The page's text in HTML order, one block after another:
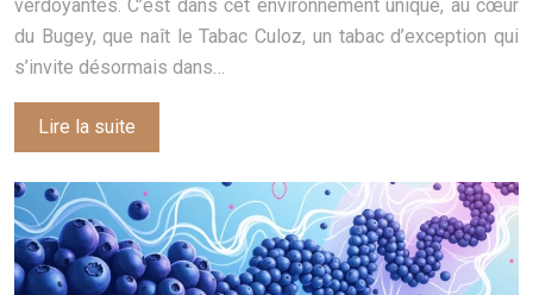
verdoyantes. C’est dans cet environnement unique, au cœur
du Bugey, que naît le Tabac Culoz, un tabac d’exception qui
s’invite désormais dans…
Lire la suite